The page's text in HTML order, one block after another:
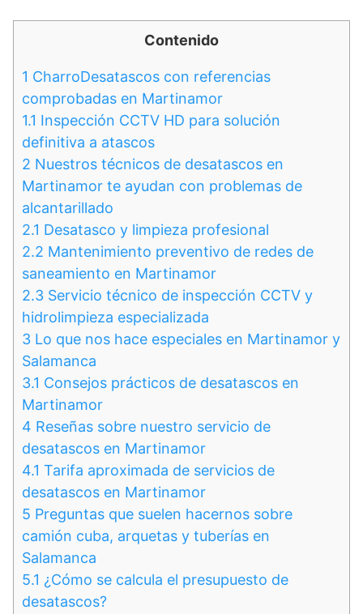
Contenido
1 CharroDesatascos con referencias
comprobadas en Martinamor
1.1 Inspección CCTV HD para solución
definitiva a atascos
2 Nuestros técnicos de desatascos en
Martinamor te ayudan con problemas de
alcantarillado
2.1 Desatasco y limpieza profesional
2.2 Mantenimiento preventivo de redes de
saneamiento en Martinamor
2.3 Servicio técnico de inspección CCTV y
hidrolimpieza especializada
3 Lo que nos hace especiales en Martinamor y
Salamanca
3.1 Consejos prácticos de desatascos en
Martinamor
4 Reseñas sobre nuestro servicio de
desatascos en Martinamor
4.1 Tarifa aproximada de servicios de
desatascos en Martinamor
5 Preguntas que suelen hacernos sobre
camión cuba, arquetas y tuberías en
Salamanca
5.1 ¿Cómo se calcula el presupuesto de
desatascos?